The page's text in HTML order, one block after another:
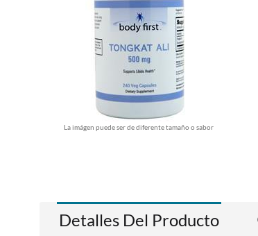
La imágen puede ser de diferente tamaño o sabor
Detalles Del Producto